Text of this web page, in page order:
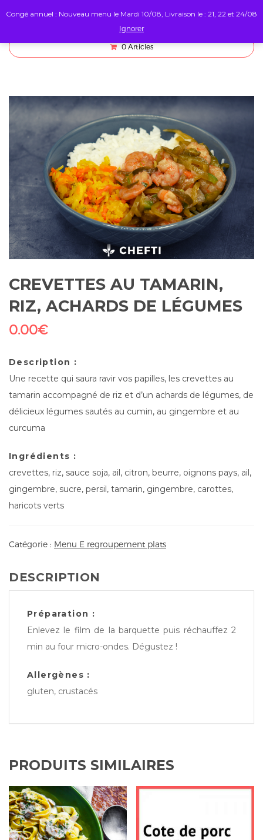
0 Articles
CREVETTES AU TAMARIN,
RIZ, ACHARDS DE LÉGUMES
0.00€
Description :
Une recette qui saura ravir vos papilles, les crevettes au
tamarin accompagné de riz et d’un achards de légumes, de
délicieux légumes sautés au cumin, au gingembre et au
curcuma
Ingrédients :
crevettes, riz, sauce soja, ail, citron, beurre, oignons pays, ail,
gingembre, sucre, persil, tamarin, gingembre, carottes,
haricots verts
Catégorie : Menu E regroupement plats
DESCRIPTION
Préparation :
Enlevez le film de la barquette puis réchauffez 2
min au four micro-ondes. Dégustez !
Allergènes :
gluten, crustacés
PRODUITS SIMILAIRES
Congé annuel : Nouveau menu le Mardi 10/08, Livraison le : 21, 22 et 24/08
Ignorer